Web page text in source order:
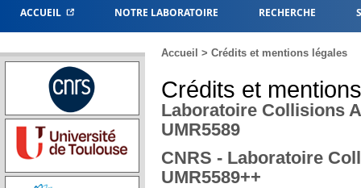
ACCUEIL NOTRE LABORATOIRE RECHERCHE
Accueil > Crédits et mentions légales
Crédits et
Laboratoire Collisions
UMR5589
CNRS - Laboratoire
UMR5589++